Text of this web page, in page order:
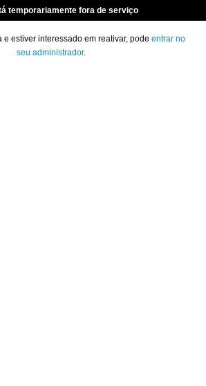
temporariamente fora de serviço
e estiver interessado em reativar, pode entrar no
seu administrador.